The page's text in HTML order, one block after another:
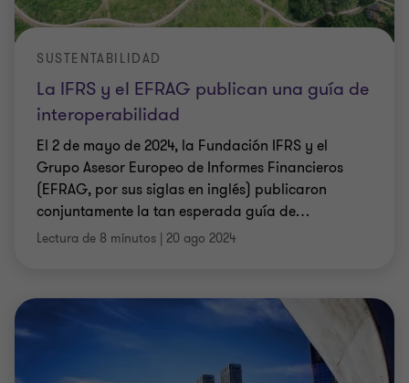
La IFRS y el EFRAG publican una guía de
interoperabilidad
SUSTENTABILIDAD
El 2 de mayo de 2024, la Fundación IFRS y el
Grupo Asesor Europeo de Informes Financieros
(EFRAG, por sus siglas en inglés) publicaron
conjuntamente la tan esperada guía de…
Lectura de 8 minutos | 20 ago 2024